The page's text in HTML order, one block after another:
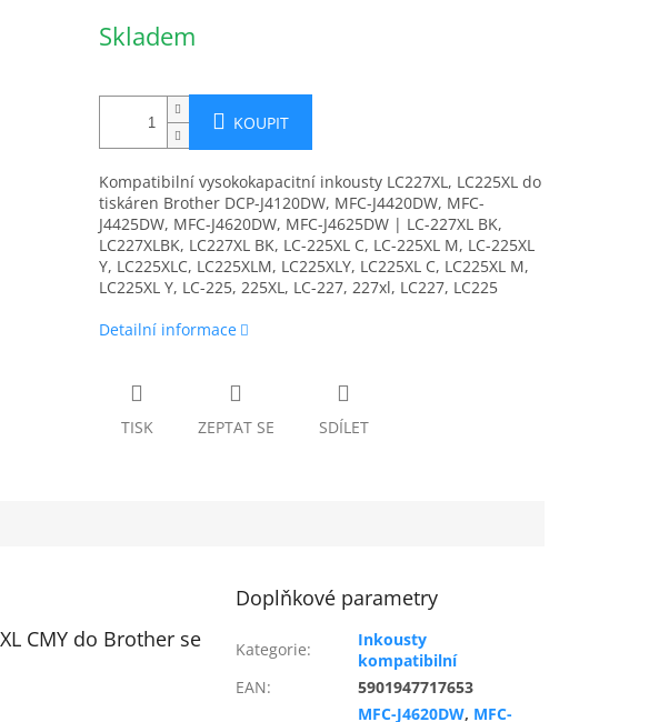
cena:
Skladem
KOUPIT
Kompatibilní vysokokapacitní inkousty LC227XL, LC225XL do
tiskáren Brother DCP-J4120DW, MFC-J4420DW, MFC-
J4425DW, MFC-J4620DW, MFC-J4625DW | LC-227XL BK,
LC227XLBK, LC227XL BK, LC-225XL C, LC-225XL M, LC-225XL
Y, LC225XLC, LC225XLM, LC225XLY, LC225XL C, LC225XL M,
LC225XL Y, LC-225, 225XL, LC-227, 227xl, LC227, LC225
Detailní informace
TISK ZEPTAT SE SDÍLET
CMY do Brother se
Doplňkové parametry
Kategorie:
Inkousty
kompatibilní
EAN: 5901947717653
MFC-J4620DW, MFC-